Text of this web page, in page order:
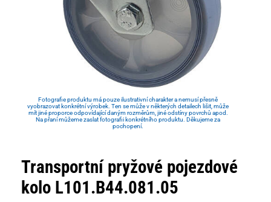
Fotografie produktu má pouze ilustrativní charakter a nemusí přesně
vyobrazovat konkrétní výrobek. Ten se může v některých detailech lišit, může
mít jiné proporce odpovídající daným rozměrům, jiné odstíny povrchů apod.
Na přaní můžeme zaslat fotografii konkrétního produktu. Děkujeme za
pochopení.
Transportní pryžové pojezdové
kolo L101.B44.081.05